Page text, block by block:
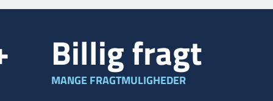
Billig fragt
MANGE FRAGTMULIGHEDER